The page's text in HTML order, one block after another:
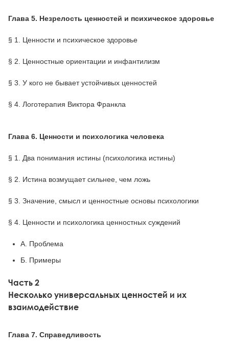
Глава 5. Незрелость ценностей и психическое здоровье
§ 1. Ценности и психическое здоровье
§ 2. Ценностные ориентации и инфантилизм
§ 3. У кого не бывает устойчивых ценностей
§ 4. Логотерапия Виктора Франкла
Глава 6. Ценности и психологика человека
§ 1. Два понимания истины (психологика истины)
§ 2. Истина возмущает сильнее, чем ложь
§ 3. Значение, смысл и ценностные основы психологики
§ 4. Ценности и психологика ценностных суждений
А. Проблема
Б. Примеры
Часть 2
Несколько универсальных ценностей и их
взаимодействие
Глава 7. Справедливость